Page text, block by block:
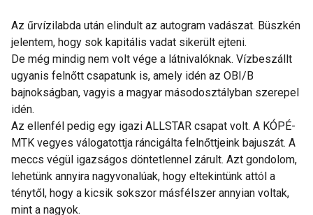
Az űrvízilabda után elindult az autogram vadászat. Büszkén
jelentem, hogy sok kapitális vadat sikerült ejteni.
De még mindig nem volt vége a látnivalóknak. Vízbeszállt
ugyanis felnőtt csapatunk is, amely idén az OBI/B
bajnokságban, vagyis a magyar másodosztályban szerepel
idén.
Az ellenfél pedig egy igazi ALLSTAR csapat volt. A KÓPÉ-
MTK vegyes válogatottja ráncigálta felnőttjeink bajuszát. A
meccs végül igazságos döntetlennel zárult. Azt gondolom,
lehetünk annyira nagyvonalúak, hogy eltekintünk attól a
ténytől, hogy a kicsik sokszor másfélszer annyian voltak,
mint a nagyok.